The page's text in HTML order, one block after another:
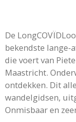
De
bekendste lange-
die voert van
Maastricht.
ontdekken. Dit
wandelgidsen,
Onmisbaar en